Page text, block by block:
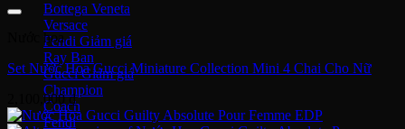
Bottega Veneta
Versace
Fendi
Ray Ban
Gucci
Champion
Coach
Fendi
Nước hoa
Set Nước Hoa Gucci Miniature Collection Mini 4 Chai Cho Nữ
2,100,000₫